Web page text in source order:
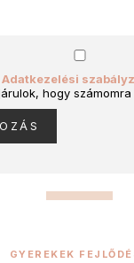
Adatkezelési
hogy
GYEREKEK